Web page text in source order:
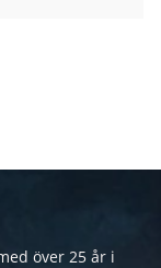
över 25 år i